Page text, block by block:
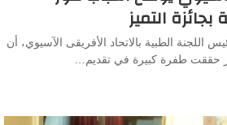
التميز
اللجنة الطبية بالاتحاد الأفريقى الآسيوي، أن
حققت طفرة كبيرة في تقديم…